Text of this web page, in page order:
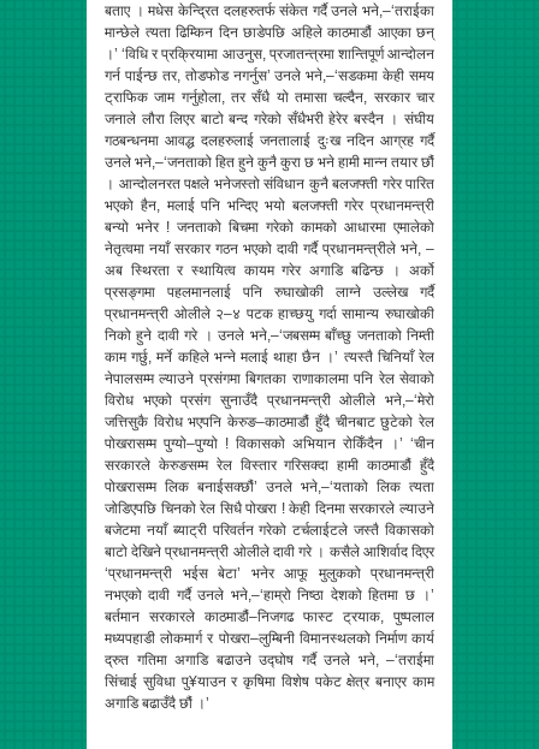
बताए । मधेस केन्द्रित दलहरुतर्फ संकेत गर्दै उनले भने,–‘तराईका
मान्छेले त्यता ढिम्किन दिन छाडेपछि अहिले काठमाडौं आएका छन्
।’ ‘विधि र प्रक्रियामा आउनुस, प्रजातन्त्रमा शान्तिपूर्ण आन्दोलन
गर्न पाईन्छ तर, तोडफोड नगर्नुस’ उनले भने,–‘सडकमा केही समय
ट्राफिक जाम गर्नुहोला, तर सँधै यो तमासा चल्दैन, सरकार चार
जनाले लौरा लिएर बाटो बन्द गरेको सँधैभरी हेरेर बस्दैन । संघीय
गठबन्धनमा आवद्ध दलहरुलाई जनतालाई दुःख नदिन आग्रह गर्दै
उनले भने,–‘जनताको हित हुने कुनै कुरा छ भने हामी मान्न तयार छौं
। आन्दोलनरत पक्षले भनेजस्तो संविधान कुनै बलजफ्ती गरेर पारित
भएको हैन, मलाई पनि भन्दिए भयो बलजफ्ती गरेर प्रधानमन्त्री
बन्यो भनेर ! जनताको बिचमा गरेको कामको आधारमा एमालेको
नेतृत्वमा नयाँ सरकार गठन भएको दावी गर्दै प्रधानमन्त्रीले भने, –
अब स्थिरता र स्थायित्व कायम गरेर अगाडि बढिन्छ । अर्को
प्रसङ्गमा पहलमानलाई पनि रुघाखोकी लाग्ने उल्लेख गर्दै
प्रधानमन्त्री ओलीले २–४ पटक हाच्छयु गर्दा सामान्य रुघाखोकी
निको हुने दावी गरे । उनले भने,–‘जबसम्म बाँच्छु जनताको निम्ती
काम गर्छु, मर्ने कहिले भन्ने मलाई थाहा छैन ।’ त्यस्तै चिनियाँ रेल
नेपालसम्म ल्याउने प्रसंगमा बिगतका राणाकालमा पनि रेल सेवाको
विरोध भएको प्रसंग सुनाउँदै प्रधानमन्त्री ओलीले भने,–‘मेरो
जत्तिसुकै विरोध भएपनि केरुङ–काठमाडौं हुँदै चीनबाट छुटेको रेल
पोखरासम्म पुग्यो–पुग्यो ! विकासको अभियान रोकिँदैन ।’ ‘चीन
सरकारले केरुङसम्म रेल विस्तार गरिसक्दा हामी काठमाडौं हुँदै
पोखरासम्म लिक बनाईसक्छौं’ उनले भने,–‘यताको लिक त्यता
जोडिएपछि चिनको रेल सिधै पोखरा ! केही दिनमा सरकारले ल्याउने
बजेटमा नयाँ ब्याट्री परिवर्तन गरेको टर्चलाईटले जस्तै विकासको
बाटो देखिने प्रधानमन्त्री ओलीले दावी गरे । कसैले आशिर्वाद दिएर
‘प्रधानमन्त्री भईस बेटा’ भनेर आफू मुलुकको प्रधानमन्त्री
नभएको दावी गर्दै उनले भने,–‘हाम्रो निष्ठा देशको हितमा छ ।’
बर्तमान सरकारले काठमाडौं–निजगढ फास्ट ट्रयाक, पुष्पलाल
मध्यपहाडी लोकमार्ग र पोखरा–लुम्बिनी विमानस्थलको निर्माण कार्य
द्रुत गतिमा अगाडि बढाउने उद्घोष गर्दै उनले भने, –‘तराईमा
सिंचाई सुविधा पु¥याउन र कृषिमा विशेष पकेट क्षेत्र बनाएर काम
अगाडि बढाउँदै छौं ।’